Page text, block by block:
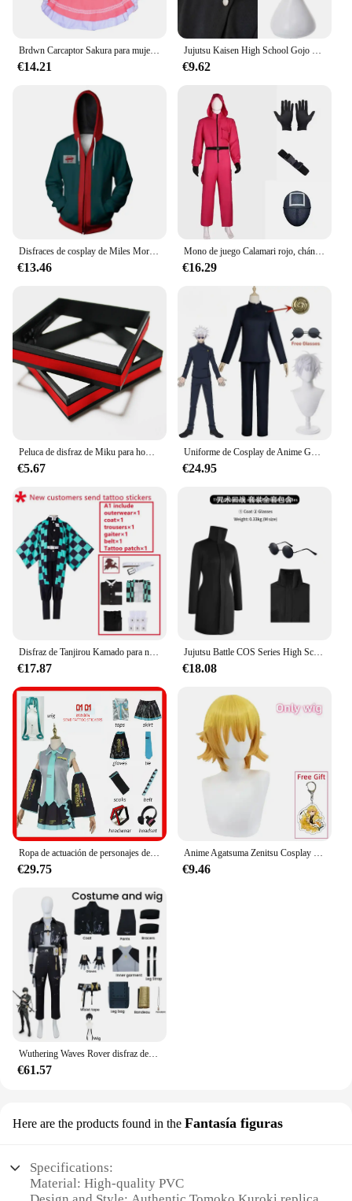
€14.21 €9.62
€13.46
Mono de juego Calamari rojo, chándal de fiesta para Cosplay, accesorios, juego de rol, disfraz clásico de cinturón de TV coreano, conjunto de máscara completa
€16.29
€5.67
Uniforme de Cosplay de Anime Gojo Satoru, Jujutsu Kaisen Gojo Satoru, uniforme de escuela secundaria, traje de peluca, disfraces de Halloween
€24.95
Disfraz de Tanjirou Kamado para niños y adultos, Cosplay de Anime, Demon Slayer, No Yaiba Kimetsu, dibujos animados, regalos para Halloween
€17.87
Jujutsu Battle COS Series High School Gojo faldas para mujer cosplay y Anime ropa COS para mujer
€18.08
Ropa de actuación de personajes de Anime Hatsune Miku, ropa de Cosplay, falda JK, mismo traje, peluca, accesorios de Halloween
€29.75
Anime Agatsuma Zenitsu Cosplay traje Kimono Halloween Kleding uniforme de fiesta Pruik Vrouwen niños
€9.46
Wuthering Waves Rover disfraz de Cosplay para hombres, traje masculino, peluca, uniforme de Carnaval de Halloween, fiesta de Navidad, nuevo juego
€61.57
Here are the products found in the Fantasía figuras
Specifications:
Material: High-quality PVC